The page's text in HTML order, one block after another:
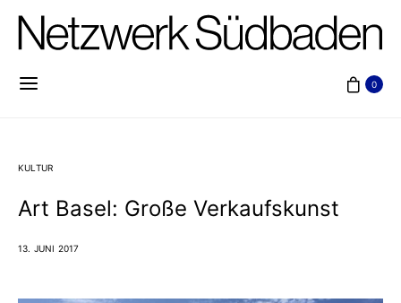
0
KULTUR
Art Basel: Große Verkaufskunst
13. JUNI 2017